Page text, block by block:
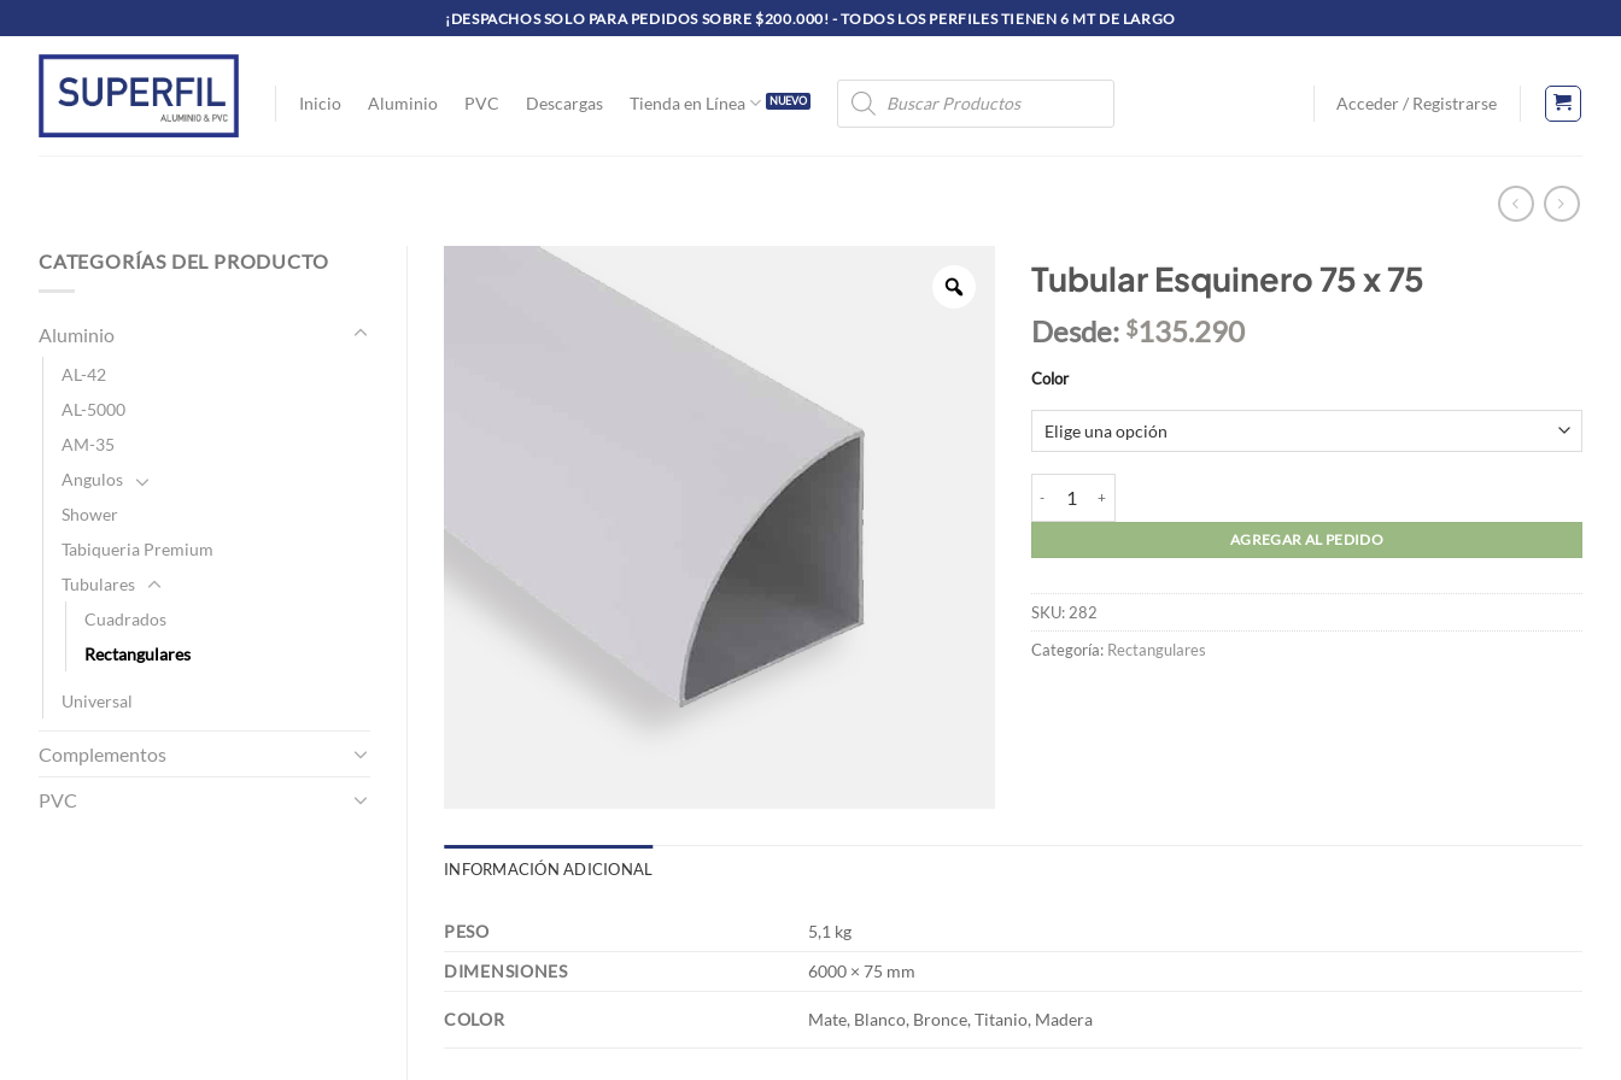
al
contenido
¡DESPACHOS SOLO PARA PEDIDOS SOBRE $200.000! - TODOS LOS PERFILES TIENEN 6 MT DE LARGO
Inicio Aluminio PVC Descargas Tienda en Línea
Búsqueda
de
productos
Acceder / Registrarse
CATEGORÍAS DEL PRODUCTO
Aluminio
AL-42
AL-5000
AM-35
Angulos
Shower
Tabiqueria Premium
Tubulares
Cuadrados
Rectangulares
Universal
Complementos
PVC
Tubular Esquinero 75 x 75
Desde: $135.290
Color
AGREGAR AL PEDIDO
SKU: 282
Categoría: Rectangulares
INFORMACIÓN ADICIONAL
PESO
5,1 kg
DIMENSIONES
6000 × 75 mm
COLOR Mate, Blanco, Bronce, Titanio, Madera